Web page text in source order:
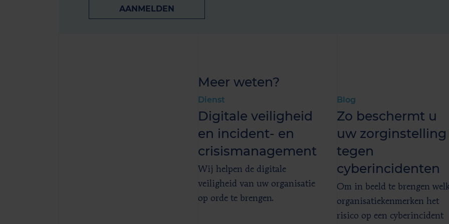
AANMELDEN
Meer weten?
Dienst
Digitale veiligheid
en incident- en
crisismanagement
Wij helpen de digitale
veiligheid van uw organisatie
op orde te brengen.
Blog
Zo beschermt u
uw zorginstelling
tegen
cyberincidenten
Om in beeld te brengen
organisatiekenmerken het
risico op een cyberincident